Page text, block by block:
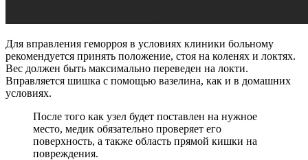
Для вправления геморроя в условиях клиники больному
рекомендуется принять положение, стоя на коленях и локтях.
Вес должен быть максимально переведен на локти.
Вправляется шишка с помощью вазелина, как и в домашних
условиях.
После того как узел будет поставлен на нужное
место, медик обязательно проверяет его
поверхность, а также область прямой кишки на
повреждения.